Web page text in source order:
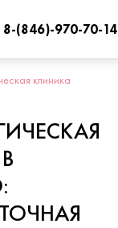
8-(846)-970-70-14
клиника